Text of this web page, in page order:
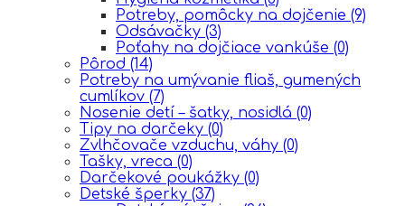
Potreby, pomôcky na dojčenie (9)
Odsávačky (3)
Poťahy na dojčiace vankúše (0)
Pôrod (14)
Potreby na umývanie fliaš, gumených
cumlíkov (7)
Nosenie detí – šatky, nosidlá (0)
Tipy na darčeky (0)
Zvlhčovače vzduchu, váhy (0)
Tašky, vreca (0)
Darčekové poukážky (0)
Detské šperky (37)